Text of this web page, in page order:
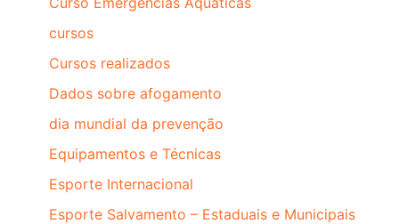
cursos
Cursos realizados
Dados sobre afogamento
dia mundial da prevenção
Equipamentos e Técnicas
Esporte Internacional
Esporte Salvamento – Estaduais e Municipais